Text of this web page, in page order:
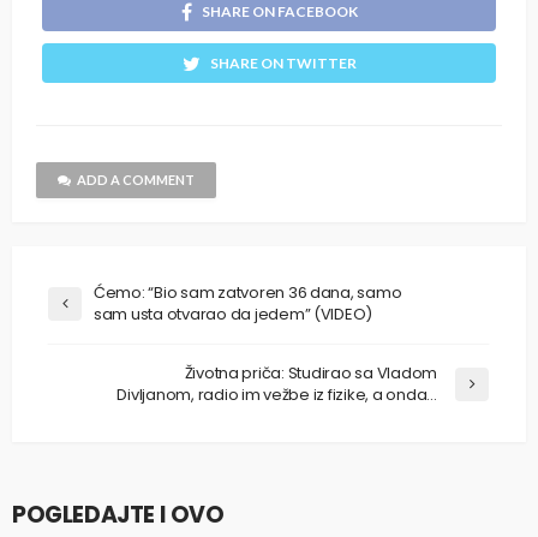
SHARE ON FACEBOOK
SHARE ON TWITTER
ADD A COMMENT
Ćemo: “Bio sam zatvoren 36 dana, samo
sam usta otvarao da jedem” (VIDEO)
Životna priča: Studirao sa Vladom
Divljanom, radio im vežbe iz fizike, a onda…
POGLEDAJTE I OVO